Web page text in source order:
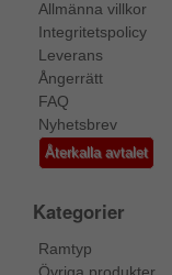
Allmänna villkor
Integritetspolicy
Leverans
Ångerrätt
FAQ
Nyhetsbrev
Återkalla avtalet
Kategorier
Ramtyp